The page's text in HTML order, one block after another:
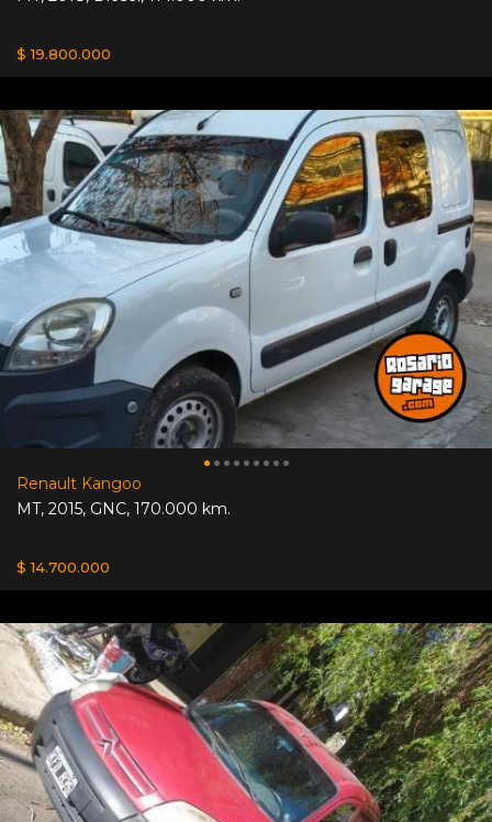
$ 19.800.000
Renault Kangoo
MT, 2015, GNC, 170.000 km.
$ 14.700.000